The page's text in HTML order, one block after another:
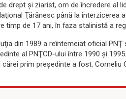
drept şi ziarist, om de încredere al
Ţărănesc până la
timp de 17 ani, în faza stalinistă a
din 1989 a reîntemeiat oficial
al PNŢCD-ului între 1990 şi
cărei prim preşedinte a fost.